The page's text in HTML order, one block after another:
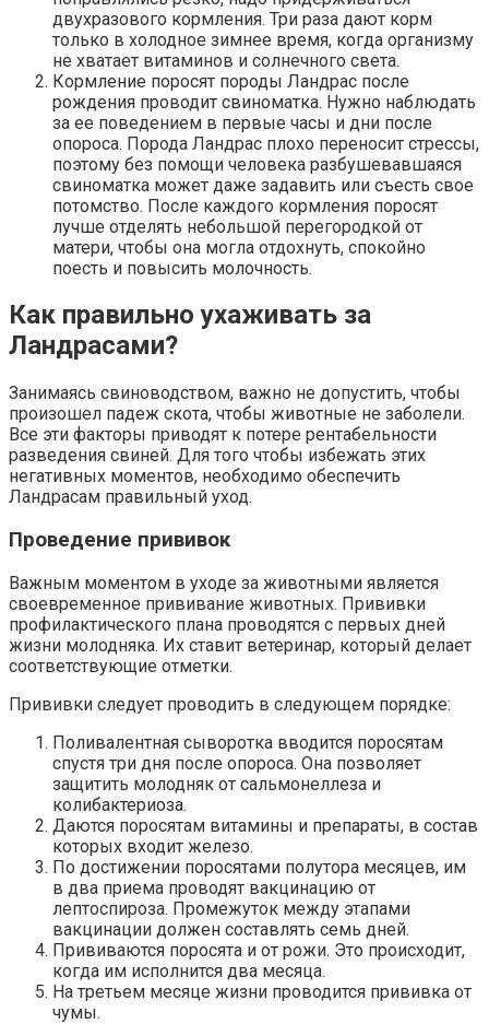
двухразового кормления. Три раза дают корм
только в холодное зимнее время, когда организму
не хватает витаминов и солнечного света.
Кормление поросят породы Ландрас после
рождения проводит свиноматка. Нужно наблюдать
за ее поведением в первые часы и дни после
опороса. Порода Ландрас плохо переносит стрессы,
поэтому без помощи человека разбушевавшаяся
свиноматка может даже задавить или съесть свое
потомство. После каждого кормления поросят
лучше отделять небольшой перегородкой от
матери, чтобы она могла отдохнуть, спокойно
поесть и повысить молочность.
Как правильно ухаживать за
Ландрасами?
Занимаясь свиноводством, важно не допустить, чтобы
произошел падеж скота, чтобы животные не заболели.
Все эти факторы приводят к потере рентабельности
разведения свиней. Для того чтобы избежать этих
негативных моментов, необходимо обеспечить
Ландрасам правильный уход.
Проведение прививок
Важным моментом в уходе за животными является
своевременное прививание животных. Прививки
профилактического плана проводятся с первых дней
жизни молодняка. Их ставит ветеринар, который делает
соответствующие отметки.
Прививки следует проводить в следующем порядке:
Поливалентная сыворотка вводится поросятам
спустя три дня после опороса. Она позволяет
защитить молодняк от сальмонеллеза и
колибактериоза.
Даются поросятам витамины и препараты, в состав
которых входит железо.
По достижении поросятами полутора месяцев, им
в два приема проводят вакцинацию от
лептоспироза. Промежуток между этапами
вакцинации должен составлять семь дней.
Прививаются поросята и от рожи. Это происходит,
когда им исполнится два месяца.
На третьем месяце жизни проводится прививка от
чумы.